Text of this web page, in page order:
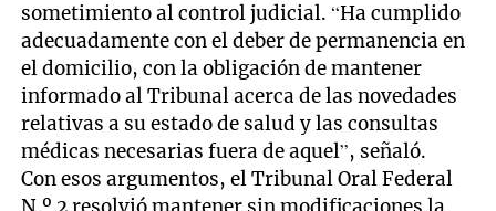
sometimiento al control judicial. “Ha cumplido
adecuadamente con el deber de permanencia en
el domicilio, con la obligación de mantener
informado al Tribunal acerca de las novedades
relativas a su estado de salud y las consultas
médicas necesarias fuera de aquel”, señaló.
Con esos argumentos, el Tribunal Oral Federal
N.º 2 resolvió mantener sin modificaciones la